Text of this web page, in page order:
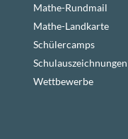
Mathe-Rundmail
Mathe-Landkarte
Schülercamps
Schulauszeichnungen
Wettbewerbe